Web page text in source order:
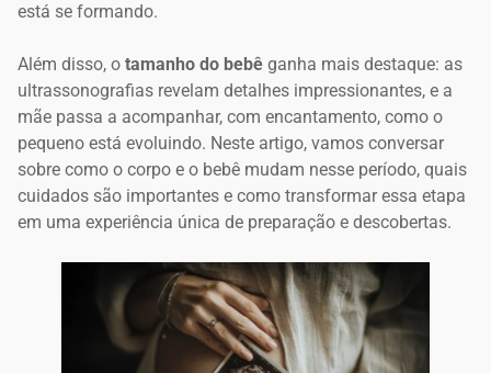
está se formando.
Além disso, o tamanho do bebê ganha mais destaque: as
ultrassonografias revelam detalhes impressionantes, e a
mãe passa a acompanhar, com encantamento, como o
pequeno está evoluindo. Neste artigo, vamos conversar
sobre como o corpo e o bebê mudam nesse período, quais
cuidados são importantes e como transformar essa etapa
em uma experiência única de preparação e descobertas.